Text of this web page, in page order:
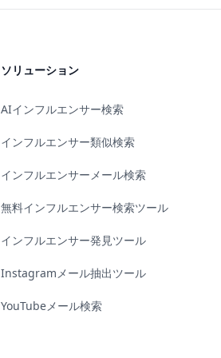
ソリューション
AIインフルエンサー検索
インフルエンサー類似検索
インフルエンサーメール検索
無料インフルエンサー検索ツール
インフルエンサー発見ツール
Instagramメール抽出ツール
YouTubeメール検索